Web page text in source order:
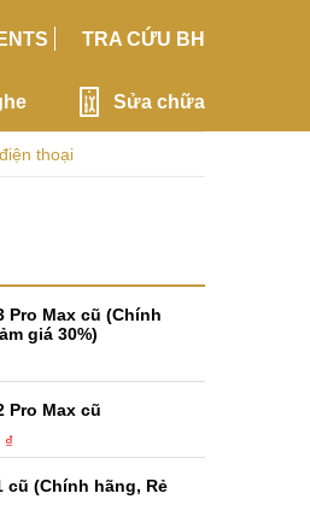
TRA CỨU BH
Sửa chữa
thoại
Pro Max cũ (Chính
giá 30%)
Pro Max cũ
cũ (Chính hãng, Rẻ